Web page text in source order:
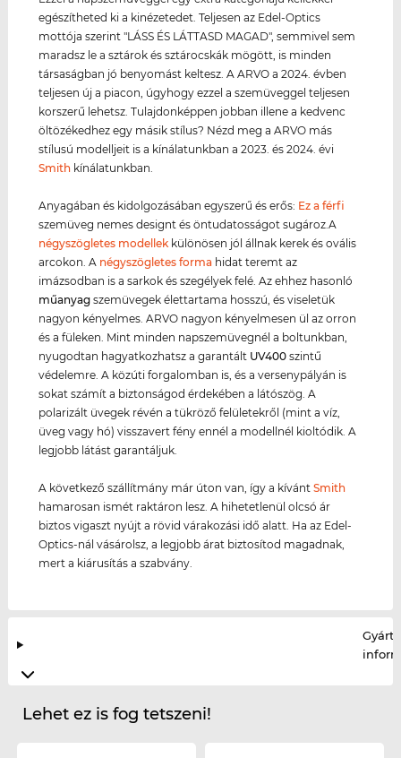
egészítheted ki a kinézetedet. Teljesen az Edel-Optics
mottója szerint "LÁSS ÉS LÁTTASD MAGAD", semmivel sem
maradsz le a sztárok és sztárocskák mögött, is minden
társaságban jó benyomást keltesz. A ARVO a 2024. évben
teljesen új a piacon, úgyhogy ezzel a szemüveggel teljesen
korszerű lehetsz. Tulajdonképpen jobban illene a kedvenc
öltözékedhez egy másik stílus? Nézd meg a ARVO más
stílusú modelljeit is a kínálatunkban a 2023. és 2024. évi
Smith kínálatunkban.
Anyagában és kidolgozásában egyszerű és erős: Ez a férfi
szemüveg nemes designt és öntudatosságot sugároz.A
négyszögletes modellek különösen jól állnak kerek és ovális
arcokon. A négyszögletes forma hidat teremt az
imázsodban is a sarkok és szegélyek felé. Az ehhez hasonló
műanyag szemüvegek élettartama hosszú, és viseletük
nagyon kényelmes. ARVO nagyon kényelmesen ül az orron
és a füleken. Mint minden napszemüvegnél a boltunkban,
nyugodtan hagyatkozhatsz a garantált UV400 szintű
védelemre. A közúti forgalomban is, és a versenypályán is
sokat számít a biztonságod érdekében a látószög. A
polarizált üvegek révén a tükröző felületekről (mint a víz,
üveg vagy hó) visszavert fény ennél a modellnél kioltódik. A
legjobb látást garantáljuk.
A következő szállítmány már úton van, így a kívántSmith
hamarosan ismét raktáron lesz. A hihetetlenül olcsó ár
biztos vigaszt nyújt a rövid várakozási idő alatt. Ha az Edel-
Optics-nál vásárolsz, a legjobb árat biztosítod magadnak,
mert a kiárusítás a szabvány.
Lehet ez is fog tetszeni!